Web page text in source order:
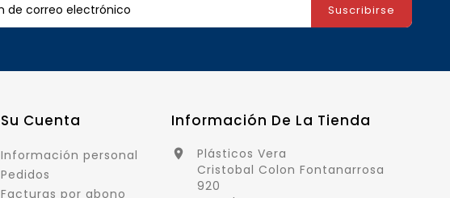
Su Cuenta
Información personal
Pedidos
Facturas por abono
Información De La Tienda

Plásticos Vera
Cristobal Colon Fontanarrosa
920